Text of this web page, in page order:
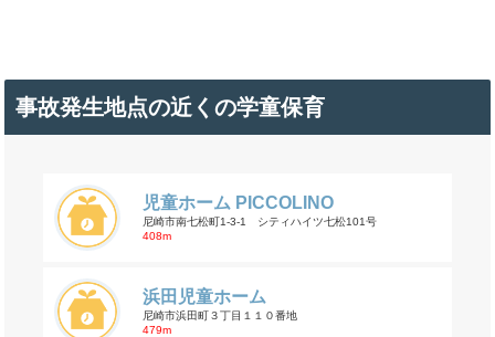
事故発生地点の近くの学童保育
児童ホーム PICCOLINO
尼崎市南七松町1-3-1 シティハイツ七松101号
408m
浜田児童ホーム
尼崎市浜田町３丁目１１０番地
479m